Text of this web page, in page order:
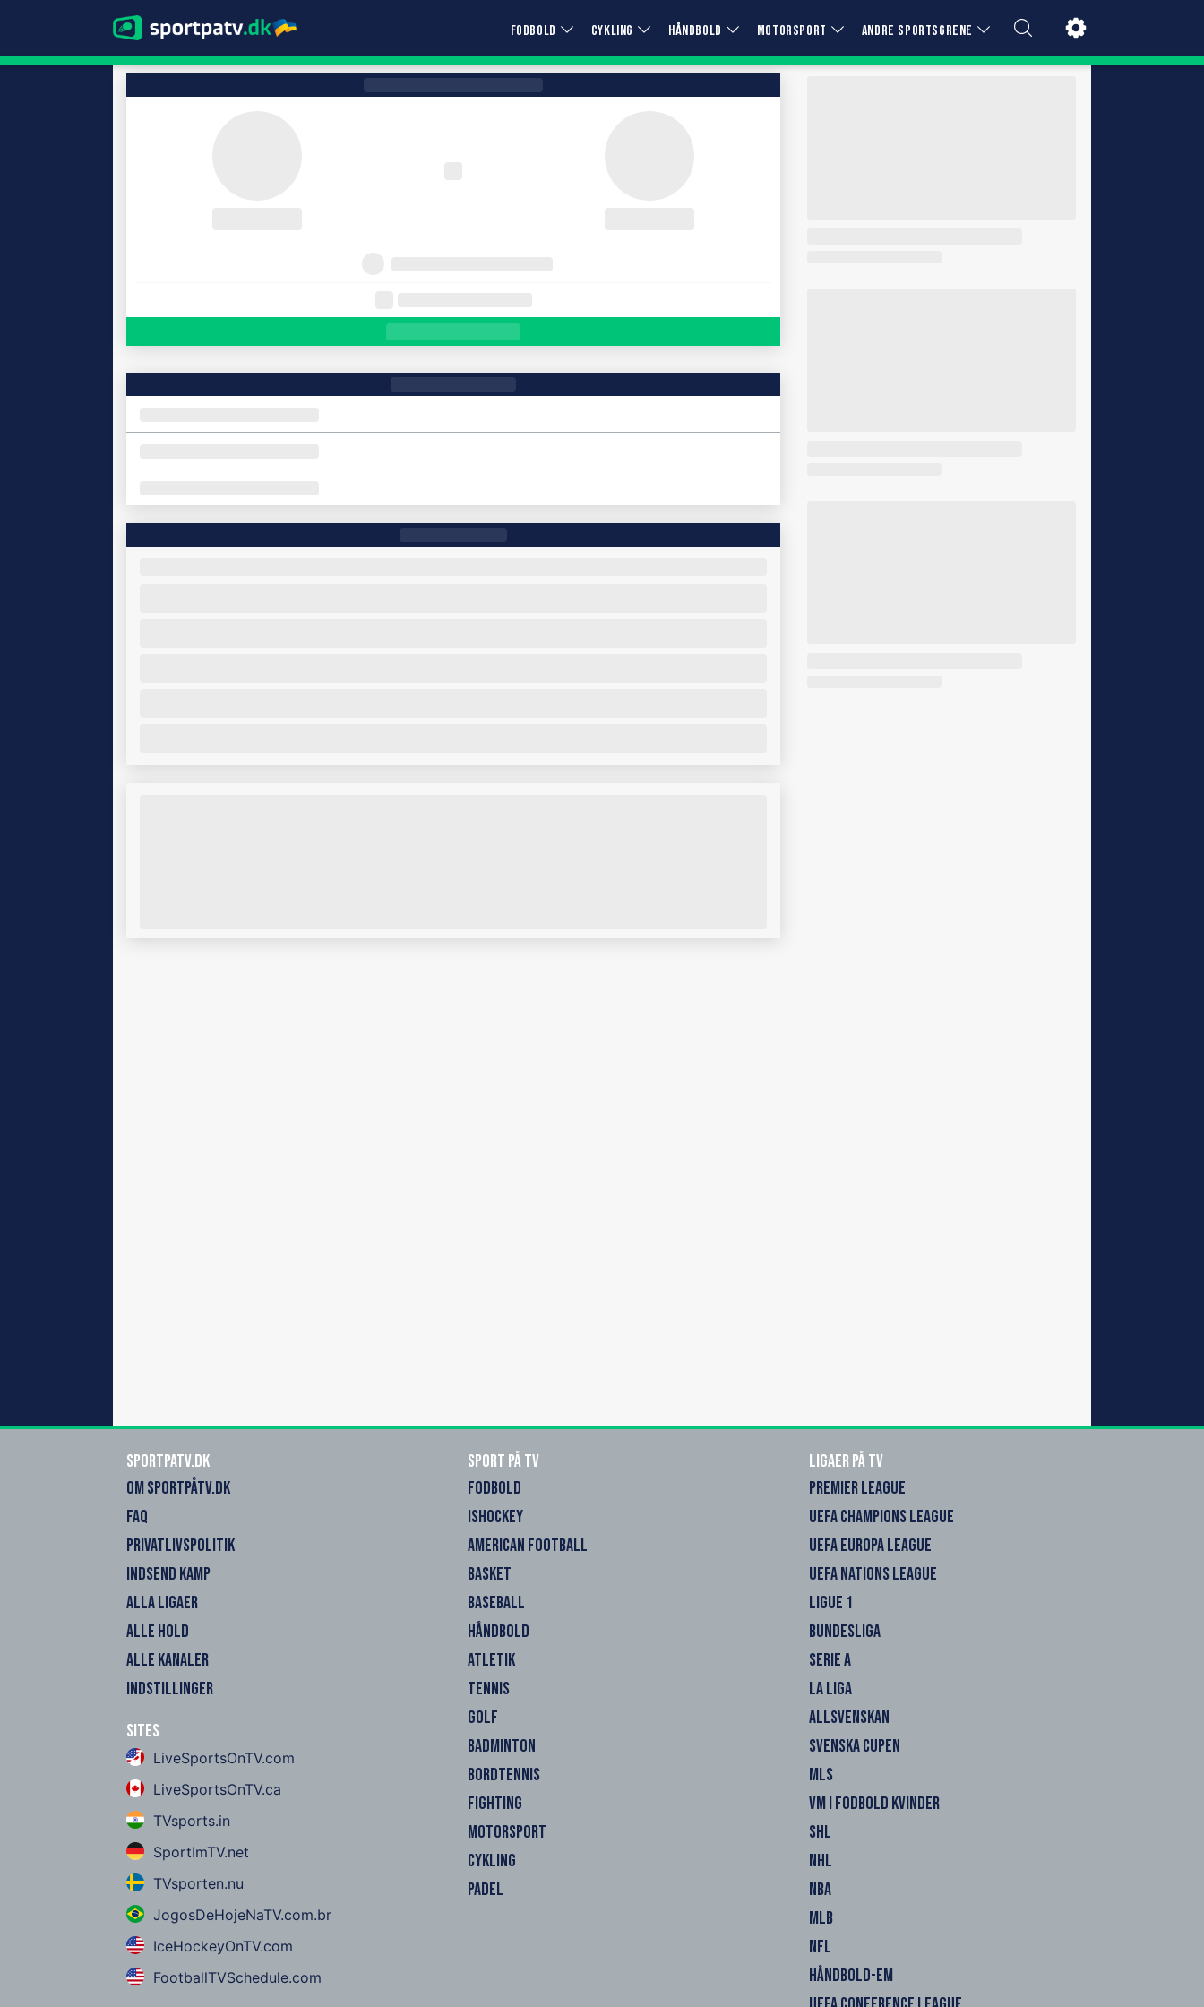
FODBOLD CYKLING HÅNDBOLD MOTORSPORT ANDRE SPORTSGRENE
SportPaTV.dk
OM SPORTPÅTV.DK
FAQ
PRIVATLIVSPOLITIK
INDSEND KAMP
ALLA LIGAER
ALLE HOLD
ALLE KANALER
INDSTILLINGER
Sites
LiveSportsOnTV.com
LiveSportsOnTV.ca
TVsports.in
SportImTV.net
TVsporten.nu
JogosDeHojeNaTV.com.br
IceHockeyOnTV.com
FootballTVSchedule.com
Sport på TV
FODBOLD
ISHOCKEY
AMERICAN FOOTBALL
BASKET
BASEBALL
HÅNDBOLD
ATLETIK
TENNIS
GOLF
BADMINTON
BORDTENNIS
FIGHTING
MOTORSPORT
CYKLING
PADEL
Ligaer på TV
PREMIER LEAGUE
UEFA CHAMPIONS LEAGUE
UEFA EUROPA LEAGUE
UEFA NATIONS LEAGUE
LIGUE 1
BUNDESLIGA
SERIE A
LA LIGA
ALLSVENSKAN
SVENSKA CUPEN
MLS
VM I FODBOLD KVINDER
SHL
NHL
NBA
MLB
NFL
HÅNDBOLD-EM